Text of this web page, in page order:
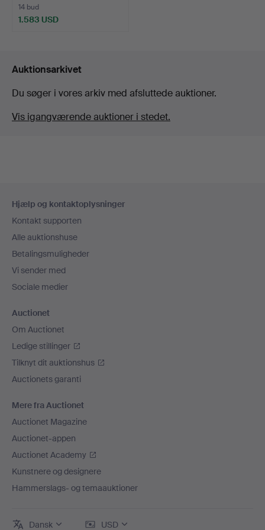
14 bud
1.583 USD
Auktionsarkivet
Du søger i vores arkiv med afsluttede auktioner.
Vis igangværende auktioner i stedet.
Hjælp og kontaktoplysninger
Kontakt supporten
Alle auktionshuse
Betalingsmuligheder
Vi sender med
Sociale medier
Auctionet
Om Auctionet
Ledige stillinger
Tilknyt dit auktionshus
Auctionets garanti
Mere fra Auctionet
Auctionet Magazine
Auctionet-appen
Auctionet Academy
Kunstnere og designere
Hammerslags- og temaauktioner
Dansk USD